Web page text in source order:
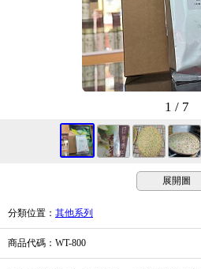
1 / 7
展開圖
分類位置 ： 其他系列
商品代碼 ：WT-800